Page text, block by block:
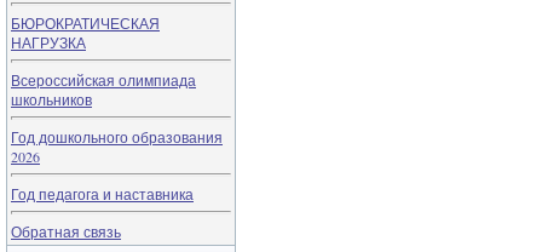
БЮРОКРАТИЧЕСКАЯ
НАГРУЗКА
Всероссийская олимпиада
школьников
Год дошкольного образования
2026
Год педагога и наставника
Обратная связь